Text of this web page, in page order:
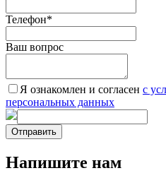
Телефон*
Ваш вопрос
Я ознакомлен и согласен c
персональных данных
Отправить
Напишите нам